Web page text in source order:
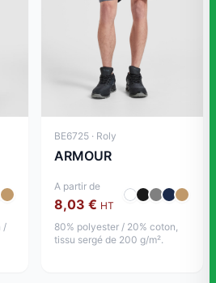
/
BE6725 · Roly
ARMOUR
A partir de
8,03 € HT
80% polyester / 20% coton,
tissu sergé de 200 g/m².